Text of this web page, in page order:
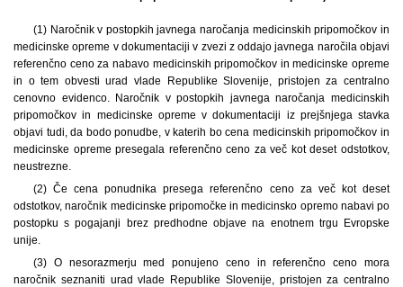
(1) Naročnik v postopkih javnega naročanja medicinskih pripomočkov in
medicinske opreme v dokumentaciji v zvezi z oddajo javnega naročila objavi
referenčno ceno za nabavo medicinskih pripomočkov in medicinske opreme
in o tem obvesti urad vlade Republike Slovenije, pristojen za centralno
cenovno evidenco. Naročnik v postopkih javnega naročanja medicinskih
pripomočkov in medicinske opreme v dokumentaciji iz prejšnjega stavka
objavi tudi, da bodo ponudbe, v katerih bo cena medicinskih pripomočkov in
medicinske opreme presegala referenčno ceno za več kot deset odstotkov,
neustrezne.
(2) Če cena ponudnika presega referenčno ceno za več kot deset
odstotkov, naročnik medicinske pripomočke in medicinsko opremo nabavi po
postopku s pogajanji brez predhodne objave na enotnem trgu Evropske
unije.
(3) O nesorazmerju med ponujeno ceno in referenčno ceno mora
naročnik seznaniti urad vlade Republike Slovenije, pristojen za centralno